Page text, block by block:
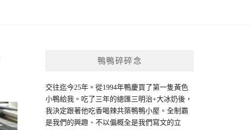
鴨鴨碎碎念
交往迄今25年。從1994年鴨慶買了第一隻黃色
小鴨給我。吃了三年的總匯三明治+大冰奶後，
我決定跟著他吃香喝辣共築鴨鴨小屋。全制霸
是我們的興趣、不以偏概全是我們寫文的立